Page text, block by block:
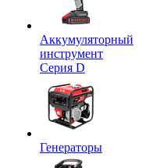
Аккумуляторный
инструмент
Серия D
Генераторы